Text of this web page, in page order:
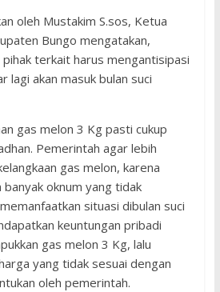
oleh Mustakim S.sos, Ketua
Bungo mengatakan,
terkait harus mengantisipasi
lagi akan masuk bulan suci
gas melon 3 Kg pasti cukup
Pemerintah agar lebih
gas melon, karena
oknum yang tidak
situasi dibulan suci
keuntungan pribadi
gas melon 3 Kg, lalu
yang tidak sesuai dengan
oleh pemerintah.